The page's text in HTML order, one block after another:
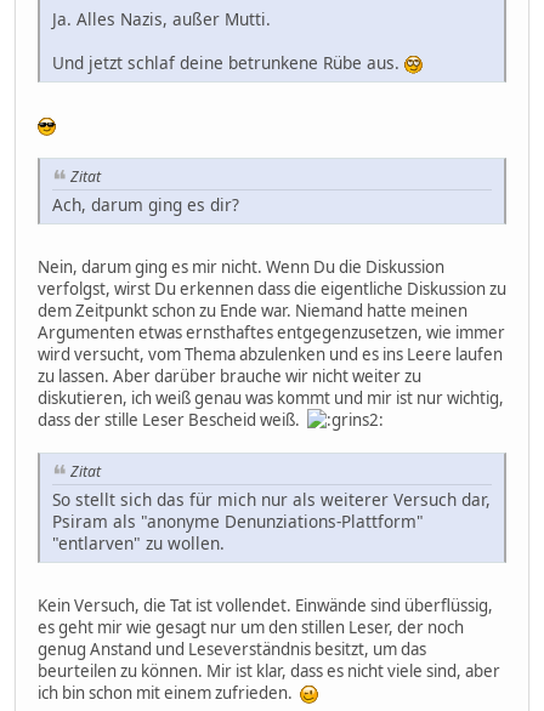
Ja. Alles Nazis, außer Mutti.
Und jetzt schlaf deine betrunkene Rübe aus.
Zitat
Ach, darum ging es dir?
Nein, darum ging es mir nicht. Wenn Du die Diskussion
verfolgst, wirst Du erkennen dass die eigentliche Diskussion zu
dem Zeitpunkt schon zu Ende war. Niemand hatte meinen
Argumenten etwas ernsthaftes entgegenzusetzen, wie immer
wird versucht, vom Thema abzulenken und es ins Leere laufen
zu lassen. Aber darüber brauche wir nicht weiter zu
diskutieren, ich weiß genau was kommt und mir ist nur wichtig,
dass der stille Leser Bescheid weiß.
Zitat
So stellt sich das für mich nur als weiterer Versuch dar,
Psiram als "anonyme Denunziations-Plattform"
"entlarven" zu wollen.
Kein Versuch, die Tat ist vollendet. Einwände sind überflüssig,
es geht mir wie gesagt nur um den stillen Leser, der noch
genug Anstand und Leseverständnis besitzt, um das
beurteilen zu können. Mir ist klar, dass es nicht viele sind, aber
ich bin schon mit einem zufrieden.